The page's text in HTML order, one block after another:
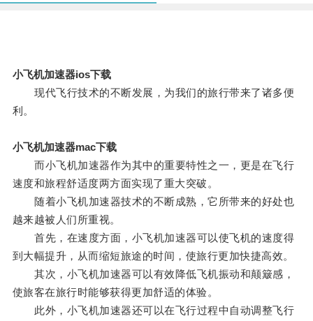
小飞机加速器ios下载
现代飞行技术的不断发展，为我们的旅行带来了诸多便
利。
小飞机加速器mac下载
而小飞机加速器作为其中的重要特性之一，更是在飞行
速度和旅程舒适度两方面实现了重大突破。
随着小飞机加速器技术的不断成熟，它所带来的好处也
越来越被人们所重视。
首先，在速度方面，小飞机加速器可以使飞机的速度得
到大幅提升，从而缩短旅途的时间，使旅行更加快捷高效。
其次，小飞机加速器可以有效降低飞机振动和颠簸感，
使旅客在旅行时能够获得更加舒适的体验。
此外，小飞机加速器还可以在飞行过程中自动调整飞行